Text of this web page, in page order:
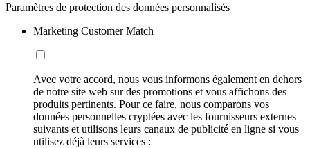
Paramètres de protection des données personnalisés
Marketing Customer Match
Avec votre accord, nous vous informons également en dehors
de notre site web sur des promotions et vous affichons des
produits pertinents. Pour ce faire, nous comparons vos
données personnelles cryptées avec les fournisseurs externes
suivants et utilisons leurs canaux de publicité en ligne si vous
utilisez déjà leurs services :